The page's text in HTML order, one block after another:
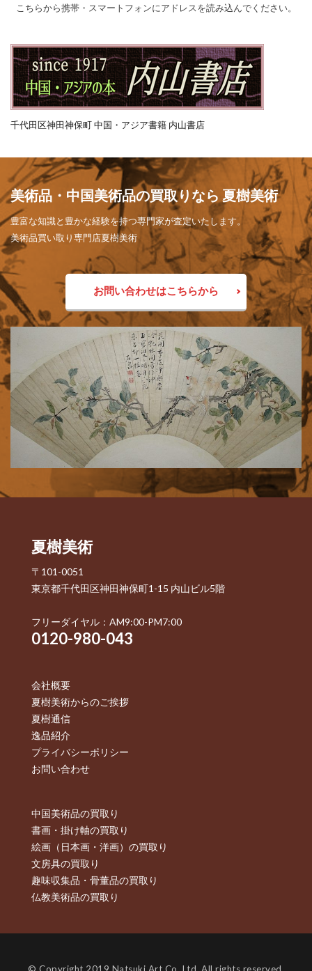
こちらから携帯・スマートフォンにアドレスを読み込んでください。
千代田区神田神保町 中国・アジア書籍 内山書店
美術品・中国美術品の買取りなら 夏樹美術
豊富な知識と豊かな経験を持つ専門家が査定いたします。
美術品買い取り専門店夏樹美術
お問い合わせはこちらから
夏樹美術
〒101-0051
東京都千代田区神田神保町1-15 内山ビル5階
フリーダイヤル：AM9:00-PM7:00
0120-980-043
会社概要
夏樹美術からのご挨拶
夏樹通信
逸品紹介
プライバシーポリシー
お問い合わせ
中国美術品の買取り
書画・掛け軸の買取り
絵画（日本画・洋画）の買取り
文房具の買取り
趣味収集品・骨董品の買取り
仏教美術品の買取り